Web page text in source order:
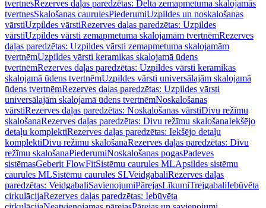
tvertnesRezerves daļas paredzētas: Delta zemapmetuma skalojamās
tvertnesSkalošanas caurulesPiederumiUzpildes un noskalošanas
vārstiUzpildes vārstiRezerves daļas paredzētas: Uzpildes
vārstiUzpildes vārsti zemapmetuma skalojamām tvertnēmRezerves
daļas paredzētas: Uzpildes vārsti zemapmetuma skalojamām
tvertnēmUzpildes vārsti keramikas skalojamā ūdens
tvertnēmRezerves daļas paredzētas: Uzpildes vārsti keramikas
skalojamā ūdens tvertnēmUzpildes vārsti universālajām skalojamā
ūdens tvertnēmRezerves daļas paredzētas: Uzpildes vārsti
universālajām skalojamā ūdens tvertnēmNoskalošanas
vārstiRezerves daļas paredzētas: Noskalošanas vārstiDivu režīmu
skalošanaRezerves daļas paredzētas: Divu režīmu skalošanaIekšējo
detaļu komplektiRezerves daļas paredzētas: Iekšējo detaļu
komplektiDivu režīmu skalošanaRezerves daļas paredzētas: Divu
režīmu skalošanaPiederumiNoskalošanas pogasPadeves
sistēmasGeberit FlowFitSistēmu caurules MLApsildes sistēmu
caurules MLSistēmu caurules SLVeidgabaliRezerves daļas
paredzētas: VeidgabaliSavienojumiPārejasLīkumiTrejgabaliIebūvēta
cirkulācijaRezerves daļas paredzētas: Iebūvēta